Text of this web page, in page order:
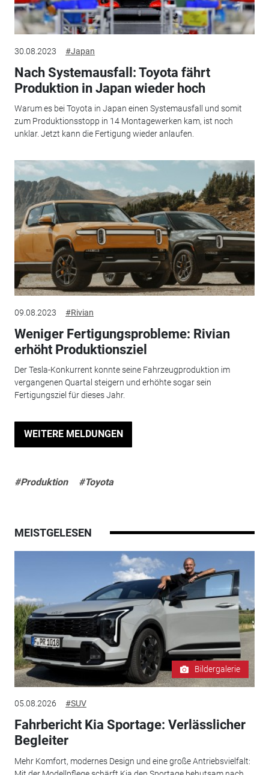
30.08.2023 #Japan
Nach Systemausfall: Toyota fährt
Produktion in Japan wieder hoch
Warum es bei Toyota in Japan einen Systemausfall und somit
zum Produktionsstopp in 14 Montagewerken kam, ist noch
unklar. Jetzt kann die Fertigung wieder anlaufen.
09.08.2023 #Rivian
Weniger Fertigungsprobleme: Rivian
erhöht Produktionsziel
Der Tesla-Konkurrent konnte seine Fahrzeugproduktion im
vergangenen Quartal steigern und erhöhte sogar sein
Fertigungsziel für dieses Jahr.
WEITERE MELDUNGEN
#Produktion #Toyota
MEISTGELESEN
Bildergalerie
05.08.2026 #SUV
Fahrbericht Kia Sportage: Verlässlicher
Begleiter
Mehr Komfort, modernes Design und eine große Antriebsvielfalt: